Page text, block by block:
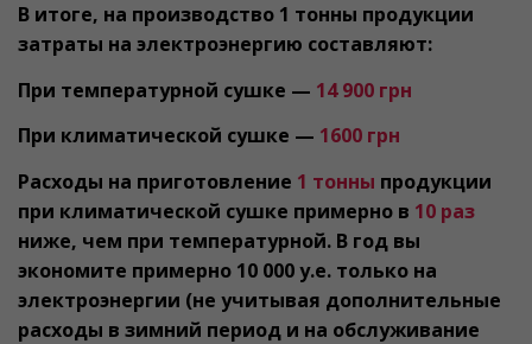
В итоге, на производство 1 тонны продукции
затраты на электроэнергию составляют:
При температурной сушке — 14 900 грн
При климатической сушке — 1600 грн
Расходы на приготовление 1 тонны продукции
при климатической сушке примерно в 10 раз
ниже, чем при температурной. В год вы
экономите примерно 10 000 у.е. только на
электроэнергии (не учитывая дополнительные
расходы в зимний период и на обслуживание